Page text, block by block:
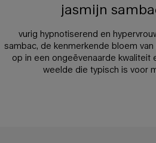
jasmijn
vurig hypnotiserend en
sambac, de kenmerkende bloem
op in een ongeëvenaarde kwaliteit
weelde die typisch is voor